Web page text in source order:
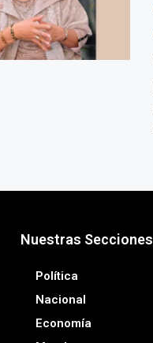
Nuestras Secciones
Política
Nacional
Economía